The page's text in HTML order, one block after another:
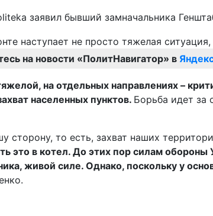
заявил бывший замначальника
на новости «ПолитНавигатор» в
на отдельных направлениях –
населенных пунктов. Борьба идет за
сторону, то есть, захват наших
это в котел. До этих пор силам
живой силе. Однако, поскольку у